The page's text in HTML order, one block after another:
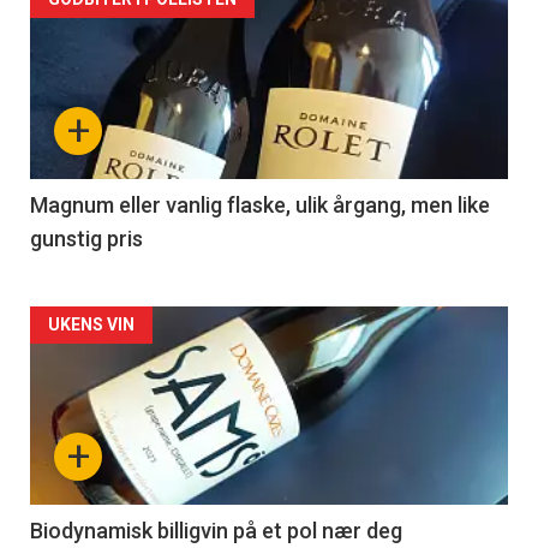
akkurat
nå
3
+
Magnum eller vanlig flaske, ulik årgang, men like
gunstig pris
Forsiden
akkurat
nå
4
+
UKENS VIN
Biodynamisk billigvin på et pol nær deg